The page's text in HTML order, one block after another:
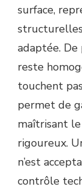
surface,
adaptée.
reste
touchent
permet de
maîtrisant
rigoureux.
n’est
contrôle